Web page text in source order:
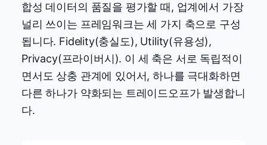
합성 데이터의 품질을 평가할 때, 업계에서 가장
널리 쓰이는 프레임워크는 세 가지 축으로 구성
됩니다. Fidelity(충실도), Utility(유용성),
Privacy(프라이버시). 이 세 축은 서로 독립적이
면서도 상충 관계에 있어서, 하나를 극대화하면
다른 하나가 약화되는 트레이드오프가 발생합니
다.